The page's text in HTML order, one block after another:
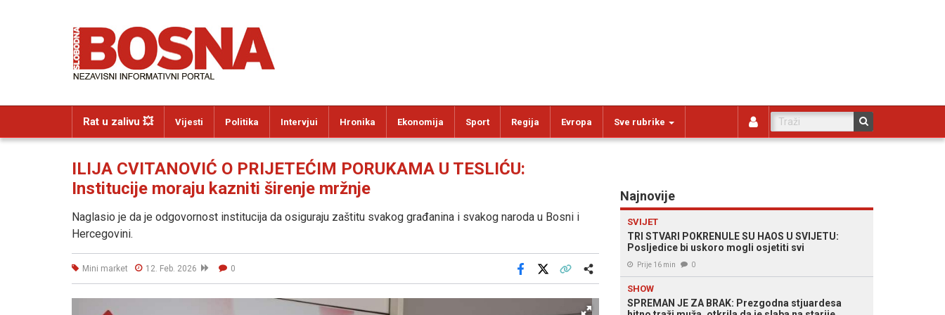
Rat u zalivu 💥 Vijesti Politika Intervjui Hronika Ekonomija Sport Regija Evropa Sve rubrike
ILIJA CVITANOVIĆ O PRIJETEĆIM PORUKAMA U TESLIĆU:
Institucije moraju kazniti širenje mržnje
Naglasio je da je odgovornost institucija da osiguraju zaštitu svakog građanina i svakog naroda u Bosni i
Hercegovini.
Mini market 12. Feb. 2026 0
Facebook
Najnovije
SVIJET
TRI STVARI POKRENULE SU HAOS U SVIJETU:
Posljedice bi uskoro mogli osjetiti svi
Prije 16 min 0
SHOW
SPREMAN JE ZA BRAK: Prezgodna stjuardesa